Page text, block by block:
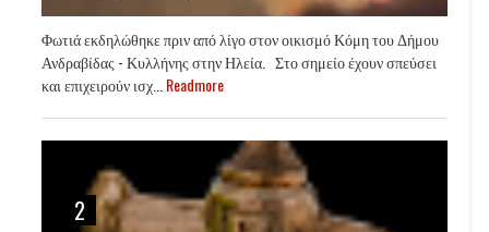
Φωτιά εκδηλώθηκε πριν από λίγο στον οικισμό Κόμη του Δήμου
Ανδραβίδας - Κυλλήνης στην Ηλεία. Στο σημείο έχουν σπεύσει
και επιχειρούν ισχ... Readmore
2